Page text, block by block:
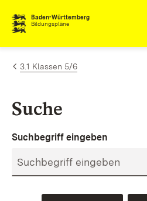
Zum Inhalt springen
Baden-Württemberg
Bildungspläne
3.1 Klassen 5/6
Suche
Suchbegriff eingeben